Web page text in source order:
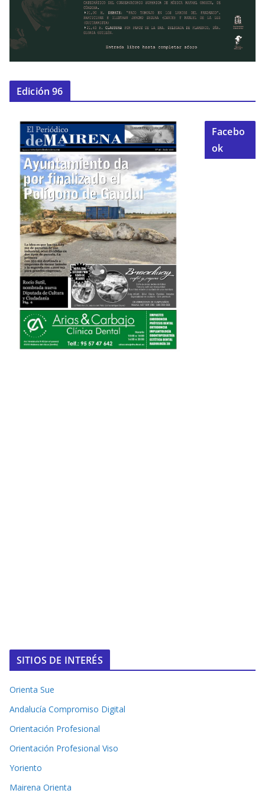
Edición 96
Facebo
ok
SITIOS DE INTERÉS
Orienta Sue
Andalucía Compromiso Digital
Orientación Profesional
Orientación Profesional Viso
Yoriento
Mairena Orienta